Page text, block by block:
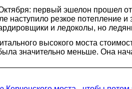
первый эшелон прошел
наступило резкое потепление
и ледоколы, но
высокого моста
значительно меньше. Она